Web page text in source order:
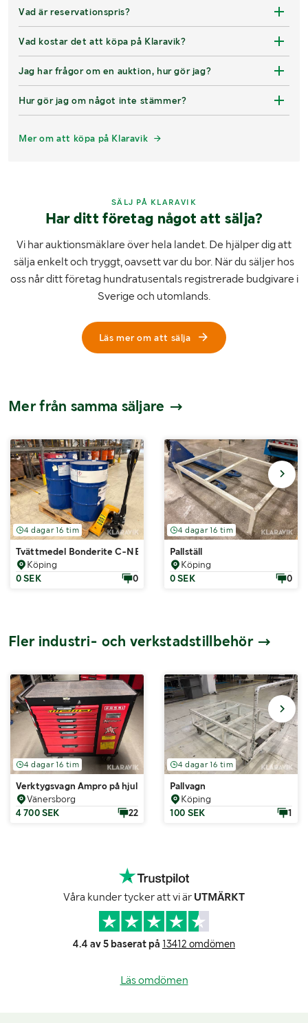
Vad är reservationspris?
Vad kostar det att köpa på Klaravik?
Jag har frågor om en auktion, hur gör jag?
Hur gör jag om något inte stämmer?
Mer om att köpa på Klaravik
SÄLJ PÅ KLARAVIK
Har ditt företag något att sälja?
Vi har auktionsmäklare över hela landet. De hjälper dig att
sälja enkelt och tryggt, oavsett var du bor. När du säljer hos
oss når ditt företag hundratusentals registrerade budgivare i
Sverige och utomlands.
Läs mer om att sälja
Mer från samma säljare
4 dagar 16 tim
Tvättmedel Bonderite C-NE 5088
Köping
0 SEK
0
4 dagar 16 tim
Pallställ
Köping
0 SEK
0
Fler industri- och verkstadstillbehör
4 dagar 16 tim
Verktygsvagn Ampro på hjul med verktyg
Vänersborg
4 700 SEK
22
4 dagar 16 tim
Pallvagn
Köping
100 SEK
1
Våra kunder tycker att vi är UTMÄRKT
4.4 av 5 baserat på 13412 omdömen
Läs omdömen